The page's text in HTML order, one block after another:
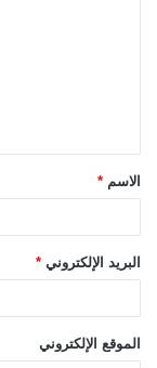
الاسم *
البريد الإلكتروني *
الموقع الإلكتروني